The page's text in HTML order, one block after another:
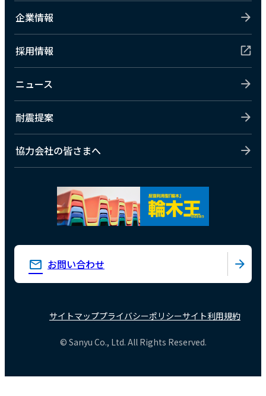
企業情報
採用情報
ニュース
耐震提案
協力会社の皆さまへ
お問い合わせ
サイトマッププライバシーポリシーサイト利用規約
© Sanyu Co., Ltd. All Rights Reserved.